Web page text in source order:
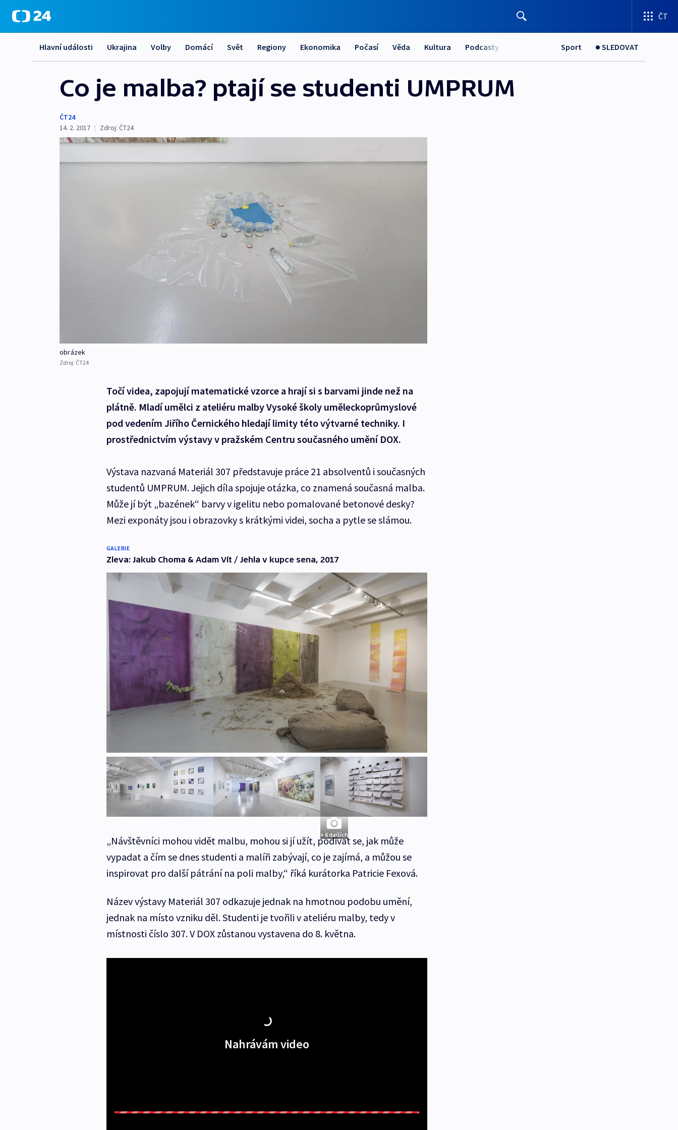
ČT
Hlavní události Ukrajina Volby Domácí Svět Regiony Ekonomika Počasí Věda Kultura Podcasty Sport SLEDOVAT
Co je malba? ptají se studenti UMPRUM
ČT24
14. 2. 2017 | Zdroj: ČT24
obrázek
Zdroj: ČT24
Točí videa, zapojují matematické vzorce a hrají si s barvami jinde než na
plátně. Mladí umělci z ateliéru malby Vysoké školy uměleckoprůmyslové
pod vedením Jiřího Černického hledají limity této výtvarné techniky. I
prostřednictvím výstavy v pražském Centru současného umění DOX.
Výstava nazvaná Materiál 307 představuje práce 21 absolventů i současných
studentů UMPRUM. Jejich díla spojuje otázka, co znamená současná malba.
Může jí být „bazének“ barvy v igelitu nebo pomalované betonové desky?
Mezi exponáty jsou i obrazovky s krátkými videi, socha a pytle se slámou.
GALERIE
Zleva: Jakub Choma & Adam Vít / Jehla v kupce sena, 2017
+ 6 dalších
„Návštěvníci mohou vidět malbu, mohou si jí užít, podívat se, jak může
vypadat a čím se dnes studenti a malíři zabývají, co je zajímá, a můžou se
inspirovat pro další pátrání na poli malby,“ říká kurátorka Patricie Fexová.
Název výstavy Materiál 307 odkazuje jednak na hmotnou podobu umění,
jednak na místo vzniku děl. Studenti je tvořili v ateliéru malby, tedy v
místnosti číslo 307. V DOX zůstanou vystavena do 8. května.
Nahrávám video